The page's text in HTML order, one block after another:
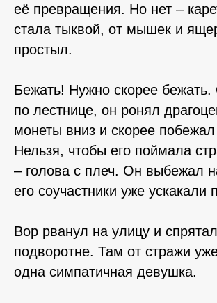
её превращения. Но нет –
стала тыквой, от мышек и
простыл.
Бежать! Нужно скорее бежать.
по лестнице, он ронял
монеты вниз и скорее
Нельзя, чтобы его поймала
– голова с плеч. Он выбежал
его соучастники уже ускакали
Вор рванул на улицу и
подворотне. Там от стражи
одна симпатичная девушка.